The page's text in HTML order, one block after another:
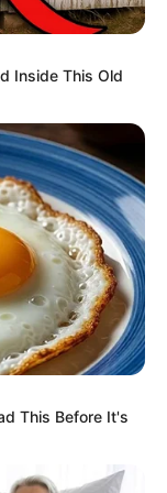
Inside This Old
This Before It's